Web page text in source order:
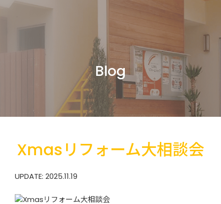
Blog
Xmasリフォーム大相談会
UPDATE: 2025.11.19